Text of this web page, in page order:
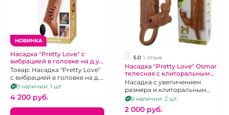
НОВИНКА
Насадка "Pretty Love" с
вибрацией в головке на д.у
пульте
Товар: Насадка "Pretty Love"
с вибрацией в головке на д.у
пульте
В наличии: 1 шт.
4 200 pуб.
5.0 1 отзыв
Насадка "Pretty Love" Osmar
телесная с клиторальным
стимулятором
Насадка с увеличением
размера и клиторальным
стимулятором с вибрацией.
В наличии: 2 шт.
2 000 pуб.